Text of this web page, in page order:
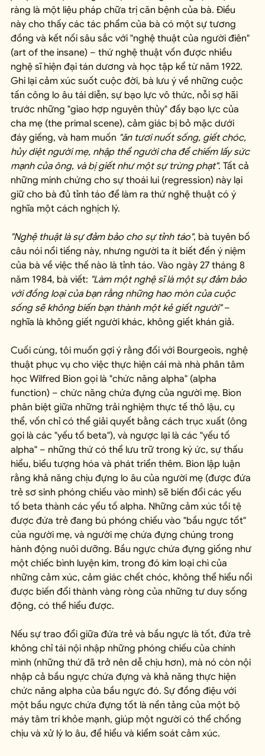
ràng là một liệu pháp chữa trị căn bệnh của bà. Điều
này cho thấy các tác phẩm của bà có một sự tương
đồng và kết nối sâu sắc với "nghệ thuật của người điên"
(art of the insane) – thứ nghệ thuật vốn được nhiều
nghệ sĩ hiện đại tán dương và học tập kể từ năm 1922.
Ghi lại cảm xúc suốt cuộc đời, bà lưu ý về những cuộc
tấn công lo âu tái diễn, sự bạo lực vô thức, nỗi sợ hãi
trước những "giao hợp nguyên thủy" đầy bạo lực của
cha mẹ (the primal scene), cảm giác bị bỏ mặc dưới
đáy giếng, và ham muốn "ăn tươi nuốt sống, giết chóc,
hủy diệt người mẹ, nhập thể người cha để chiếm lấy sức
mạnh của ông, và bị giết như một sự trừng phạt". Tất cả
những minh chứng cho sự thoái lui (regression) này lại
giữ cho bà đủ tỉnh táo để làm ra thứ nghệ thuật có ý
nghĩa một cách nghịch lý.
"Nghệ thuật là sự đảm bảo cho sự tỉnh táo", bà tuyên bố
câu nói nổi tiếng này, nhưng người ta ít biết đến ý niệm
của bà về việc thế nào là tỉnh táo. Vào ngày 27 tháng 8
năm 1984, bà viết: "Làm một nghệ sĩ là một sự đảm bảo
với đồng loại của bạn rằng những hao mòn của cuộc
sống sẽ không biến bạn thành một kẻ giết người" –
nghĩa là không giết người khác, không giết khán giả.
Cuối cùng, tôi muốn gợi ý rằng đối với Bourgeois, nghệ
thuật phục vụ cho việc thực hiện cái mà nhà phân tâm
học Wilfred Bion gọi là "chức năng alpha" (alpha
function) – chức năng chứa đựng của người mẹ. Bion
phân biệt giữa những trải nghiệm thực tế thô lậu, cụ
thể, vốn chỉ có thể giải quyết bằng cách trục xuất (ông
gọi là các "yếu tố beta"), và ngược lại là các "yếu tố
alpha" – những thứ có thể lưu trữ trong ký ức, sự thấu
hiểu, biểu tượng hóa và phát triển thêm. Bion lập luận
rằng khả năng chịu đựng lo âu của người mẹ (được đứa
trẻ sơ sinh phóng chiếu vào mình) sẽ biến đổi các yếu
tố beta thành các yếu tố alpha. Những cảm xúc tồi tệ
được đứa trẻ đang bú phóng chiếu vào "bầu ngực tốt"
của người mẹ, và người mẹ chứa đựng chúng trong
hành động nuôi dưỡng. Bầu ngực chứa đựng giống như
một chiếc bình luyện kim, trong đó kim loại chì của
những cảm xúc, cảm giác chết chóc, không thể hiểu nổi
được biến đổi thành vàng ròng của những tư duy sống
động, có thể hiểu được.
Nếu sự trao đổi giữa đứa trẻ và bầu ngực là tốt, đứa trẻ
không chỉ tái nội nhập những phóng chiếu của chính
mình (những thứ đã trở nên dễ chịu hơn), mà nó còn nội
nhập cả bầu ngực chứa đựng và khả năng thực hiện
chức năng alpha của bầu ngực đó. Sự đồng điệu với
một bầu ngực chứa đựng tốt là nền tảng của một bộ
máy tâm trí khỏe mạnh, giúp một người có thể chống
chịu và xử lý lo âu, để hiểu và kiểm soát cảm xúc.